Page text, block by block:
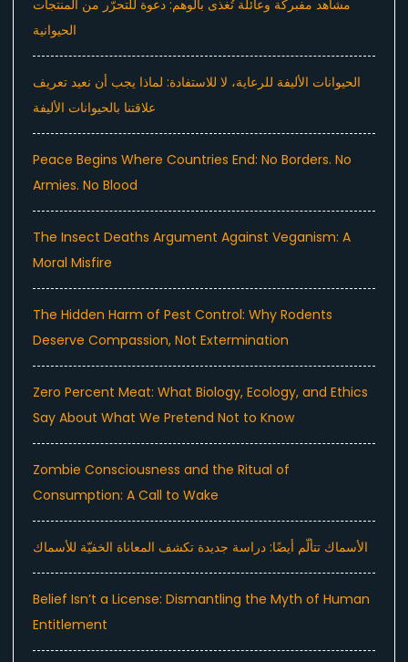
مشاهد مفبركة وعائلة تُغذى بالوهم: دعوة للتحرّر من المنتجات
الحيوانية
الحيوانات الأليفة للرعاية، لا للاستفادة: لماذا يجب أن نعيد تعريف
علاقتنا بالحيوانات الأليفة
Peace Begins Where Countries End: No Borders. No
Armies. No Blood
The Insect Deaths Argument Against Veganism: A
Moral Misfire
The Hidden Harm of Pest Control: Why Rodents
Deserve Compassion, Not Extermination
Zero Percent Meat: What Biology, Ecology, and Ethics
Say About What We Pretend Not to Know
Zombie Consciousness and the Ritual of
Consumption: A Call to Wake
الأسماك تتألّم أيضًا: دراسة جديدة تكشف المعاناة الخفيّة للأسماك
Belief Isn’t a License: Dismantling the Myth of Human
Entitlement